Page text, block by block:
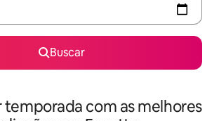
Buscar
com as melhores